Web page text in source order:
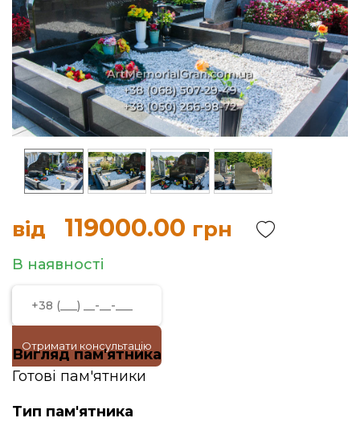
від 119000.00 грн
В наявності
Отримати консультацію
Вигляд пам'ятника
Готові пам'ятники
Тип пам'ятника